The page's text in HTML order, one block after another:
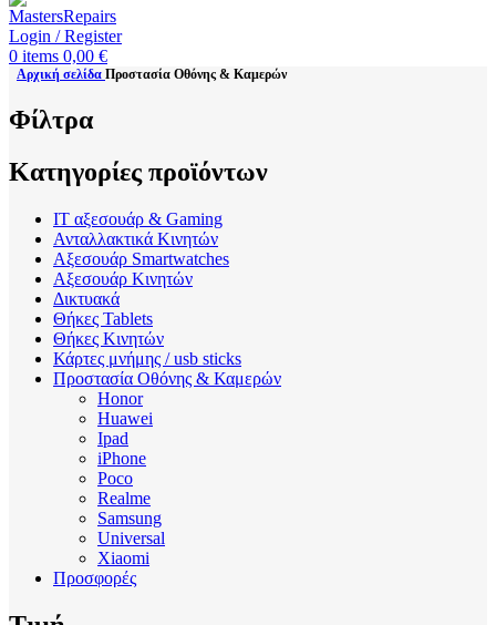
Login / Register
0 items 0,00 €
Αρχική σελίδα Προστασία Οθόνης & Καμερών
Φίλτρα
Κατηγορίες προϊόντων
IT αξεσουάρ & Gaming
Ανταλλακτικά Κινητών
Αξεσουάρ Smartwatches
Αξεσουάρ Κινητών
Δικτυακά
Θήκες Tablets
Θήκες Κινητών
Κάρτες μνήμης / usb sticks
Προστασία Οθόνης & Καμερών
Honor
Huawei
Ipad
iPhone
Poco
Realme
Samsung
Universal
Xiaomi
Προσφορές